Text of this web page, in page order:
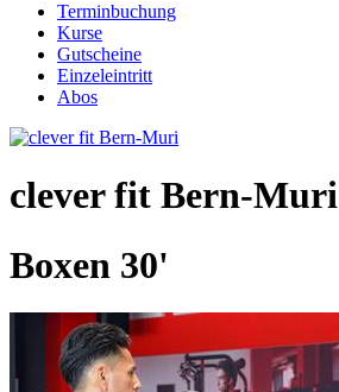
Terminbuchung
Kurse
Gutscheine
Einzeleintritt
Abos
clever fit Bern-Muri
Boxen 30'